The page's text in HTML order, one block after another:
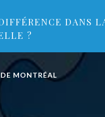
DANS
?
MONTRÉAL